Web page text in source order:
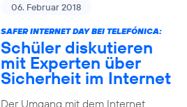
06. Februar 2018
SAFER INTERNET DAY BEI TELEFÓNICA:
Schüler diskutieren
mit Experten über
Sicherheit im Internet
Der Umgang mit dem Internet